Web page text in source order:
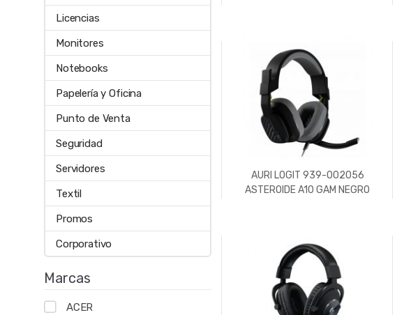
AURI LOGIT 939-002056
ASTEROIDE A10 GAM NEGRO
Licencias
Monitores
Notebooks
Papelería y Oficina
Punto de Venta
Seguridad
Servidores
Textil
Promos
Corporativo
Marcas
ACER